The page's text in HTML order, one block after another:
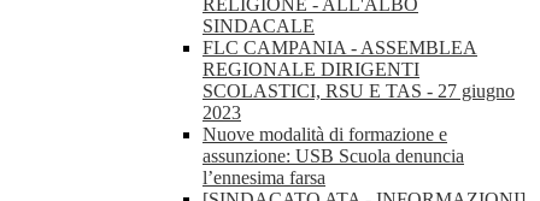
RELIGIONE - ALL'ALBO
SINDACALE
FLC CAMPANIA - ASSEMBLEA
REGIONALE DIRIGENTI
SCOLASTICI, RSU E TAS - 27 giugno
2023
Nuove modalità di formazione e
assunzione: USB Scuola denuncia
l’ennesima farsa